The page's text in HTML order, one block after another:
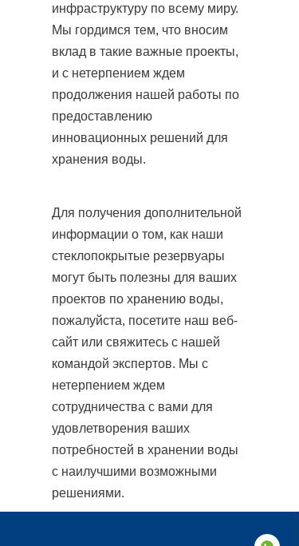
инфраструктуру по всему миру.
Мы гордимся тем, что вносим
вклад в такие важные проекты,
и с нетерпением ждем
продолжения нашей работы по
предоставлению
инновационных решений для
хранения воды.
Для получения дополнительной
информации о том, как наши
стеклопокрытые резервуары
могут быть полезны для ваших
проектов по хранению воды,
пожалуйста, посетите наш веб-
сайт или свяжитесь с нашей
командой экспертов. Мы с
нетерпением ждем
сотрудничества с вами для
удовлетворения ваших
потребностей в хранении воды
с наилучшими возможными
решениями.